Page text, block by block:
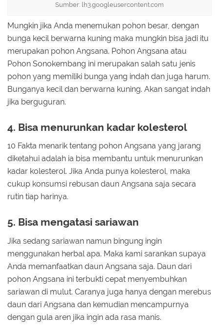
Sumber: lh3.googleusercontent.com
Mungkin jika Anda menemukan pohon besar, dengan
bunga kecil berwarna kuning maka mungkin bisa jadi itu
merupakan pohon Angsana. Pohon Angsana atau
Pohon Sonokembang ini merupakan salah satu jenis
pohon yang memiliki bunga yang indah dan juga harum.
Bunganya kecil dan berwarna kuning. Akan sangat indah
jika berguguran.
4. Bisa menurunkan kadar kolesterol
10 Fakta menarik tentang pohon Angsana yang jarang
diketahui adalah ia bisa membantu untuk menurunkan
kadar kolesterol. Jika Anda punya kolesterol, maka
cukup konsumsi rebusan daun Angsana saja secara
rutin tiap harinya.
5. Bisa mengatasi sariawan
Jika sedang sariawan namun bingung ingin
menggunakan herbal apa. Maka kami sarankan supaya
Anda memanfaatkan daun Angsana saja. Daun dari
pohon Angsana ini terbukti cepat menyembuhkan
sariawan di mulut. Caranya juga hanya dengan merebus
daun dari Angsana dan kemudian mencampurnya
dengan gula aren jika ingin ada rasa manis.